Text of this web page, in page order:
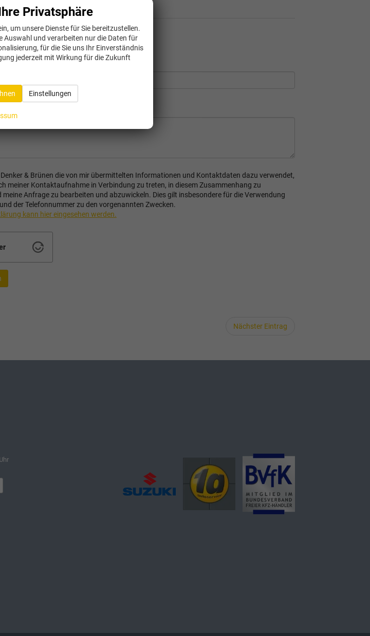
& Brünen die von mir übermittelten Informationen und Kontaktdaten dazu verwendet,
meiner Kontaktaufnahme in Verbindung zu treten, in diesem Zusammenhang zu
meine Anfrage zu bearbeiten und abzuwickeln. Dies gilt insbesondere für die Verwendung
der Telefonnummer zu den vorgenannten Zwecken.
kann hier eingesehen werden.
Nächster Eintrag
Privatsphäre
um unsere Dienste für Sie bereitzustellen.
Auswahl und verarbeiten nur die Daten für
für die Sie uns Ihr Einverständnis
jederzeit mit Wirkung für die Zukunft
Einstellungen